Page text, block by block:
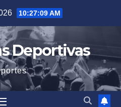
10:27:10 AM
Deportivas